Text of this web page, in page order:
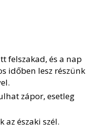
felszakad, és a nap
időben lesz részünk
zápor, esetleg
az északi szél.